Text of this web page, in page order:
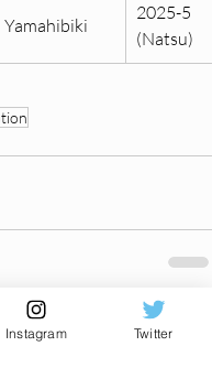
Yamahibiki
2025-5
(Natsu)
Voir tout
Instagram Twitter